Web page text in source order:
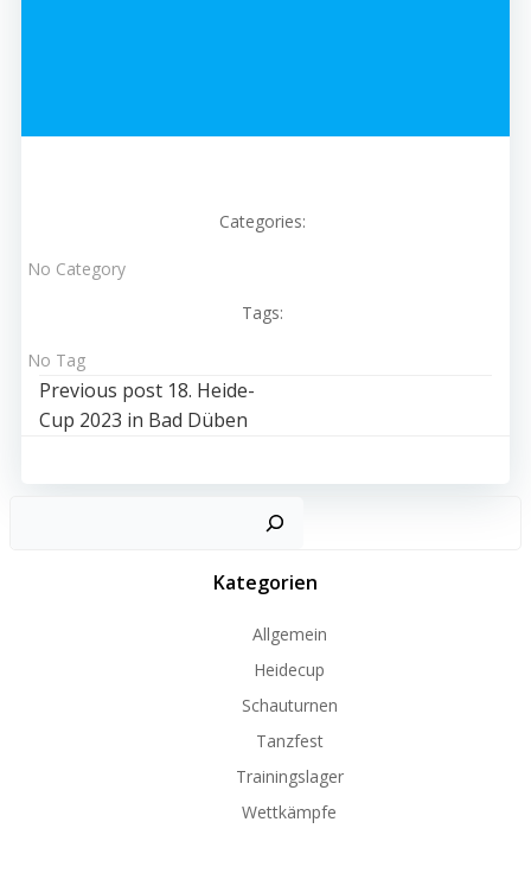
Categories:
No Category
Tags:
No Tag
Post
Previous post 18. Heide-
Cup 2023 in Bad Düben
Kategorien
Allgemein
Heidecup
Schauturnen
Tanzfest
Trainingslager
Wettkämpfe